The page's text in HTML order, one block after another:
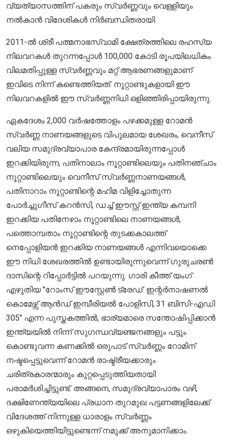
വ്യത്യാസത്തിന് പകരും സ്വർണ്ണവും വെള്ളിയും
നൽകാൻ വിദേശികൾ നിർബന്ധിതരായി.
2011-ൽ ശ്രീ പത്മനാഭസ്വാമി ക്ഷേത്രത്തിലെ രഹസ്യ
നിലവറകൾ തുറന്നപ്പോൾ 100,000 കോടി രൂപയിലധികം
വിലമതിപ്പുള്ള സ്വർണ്ണവും മറ്റ് ആഭരണങ്ങളുമാണ്
ഇവിടെ നിന്ന് കണ്ടെത്തിയത്. നൂറ്റാണ്ടുകളായി ഈ
നിലവറകളിൽ ഈ സ്വർണ്ണനിധി ഒളിഞ്ഞിരിപ്പായിരുന്നു.
ഏകദേശം 2,000 വർഷത്തോളം പഴക്കമുള്ള റോമൻ
സ്വർണ്ണ നാണയങ്ങളുടെ വിപുലമായ ശേഖരം, വെനീസ്
വലിയ സമുദ്രവ്യാപാര കേന്ദ്രമായിരുന്നപ്പോൾ
ഇറക്കിയിരുന്ന, പതിനാലാം നൂറ്റാണ്ടിലെയും പതിനഞ്ചാം
നൂറ്റാണ്ടിലെയും വെനീസ് സ്വർണ്ണനാണയങ്ങൾ,
പതിനാറാം നൂറ്റാണ്ടിന്റെ മഹിമ വിളിച്ചോതുന്ന
പോർച്ചുഗീസ് കറൻസി, ഡച്ച് ഈസ്റ്റ് ഇന്ത്യ കമ്പനി
ഇറക്കിയ പതിനേഴാം നൂറ്റാണ്ടിലെ നാണയങ്ങൾ,
പത്തൊമ്പതാം നൂറ്റാണ്ടിന്റെ തുടക്കകാലത്ത്
നെപ്പോളിയൻ ഇറക്കിയ നാണയങ്ങൾ എന്നിവയൊക്കെ
ഈ നിധി ശേഖരത്തിൽ ഉണ്ടായിരുന്നുവെന്ന് ഗുരുചരൺ
ദാസിന്റെ റിപ്പോർട്ടിൽ പറയുന്നു. ഗാരി കീത്ത് യംഗ്
എഴുതിയ "റോംസ് ഈസ്റ്റേൺ ട്രേഡ്: ഇന്റർനാഷണൽ
കൊമേഴ്സ് ആൻഡ് ഇമ്പീരിയൽ പോളിസി, 31 ബിസി-എഡി
305" എന്ന പുസ്തകത്തിൽ, ഭാര്യമാരെ സന്തോഷിപ്പിക്കാൻ
ഇന്ത്യയിൽ നിന്ന് സുഗന്ധവ്യഞ്ജനങ്ങളും പട്ടും
കൊണ്ടുവന്ന കണക്കിൽ ഒരുപാട് സ്വർണ്ണം റോമിന്
നഷ്ടപ്പെട്ടുവെന്ന് റോമൻ രാഷ്ട്രീയക്കാരും
ചരിത്രകാരന്മാരും കുറ്റപ്പെടുത്തിയതായി
പരാമർശിച്ചിട്ടുണ്ട്. അങ്ങനെ, സമുദ്രവ്യാപാരം വഴി,
ദക്ഷിണേന്ത്യയിലെ പ്രധാന തുറമുഖ പട്ടണങ്ങളിലേക്ക്
വിദേശത്ത് നിന്നുള്ള ധാരാളം സ്വർണ്ണം
ഒഴുകിയെത്തിയിട്ടുണ്ടെന്ന് നമുക്ക് അനുമാനിക്കാം.